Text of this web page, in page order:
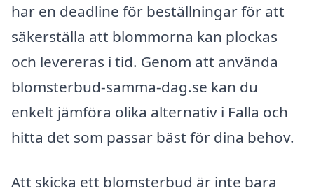
har en deadline för beställningar för att
säkerställa att blommorna kan plockas
och levereras i tid. Genom att använda
blomsterbud-samma-dag.se kan du
enkelt jämföra olika alternativ i Falla och
hitta det som passar bäst för dina behov.
Att skicka ett blomsterbud är inte bara